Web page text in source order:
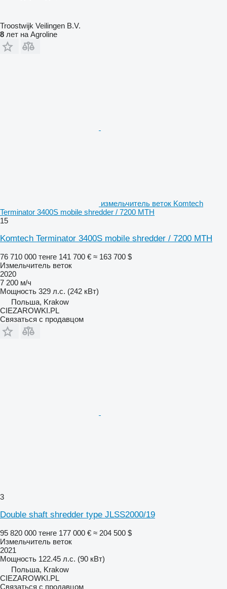
Troostwijk Veilingen B.V.
8 лет на Agroline
измельчитель веток Komtech
Terminator 3400S mobile shredder / 7200 MTH
15
Komtech Terminator 3400S mobile shredder / 7200 MTH
76 710 000 тенге 141 700 € ≈ 163 700 $
Измельчитель веток
2020
7 200 м/ч
Мощность 329 л.с. (242 кВт)
Польша, Krakow
CIEZAROWKI.PL
Связаться с продавцом
3
Double shaft shredder type JLSS2000/19
95 820 000 тенге 177 000 € ≈ 204 500 $
Измельчитель веток
2021
Мощность 122.45 л.с. (90 кВт)
Польша, Krakow
CIEZAROWKI.PL
Связаться с продавцом